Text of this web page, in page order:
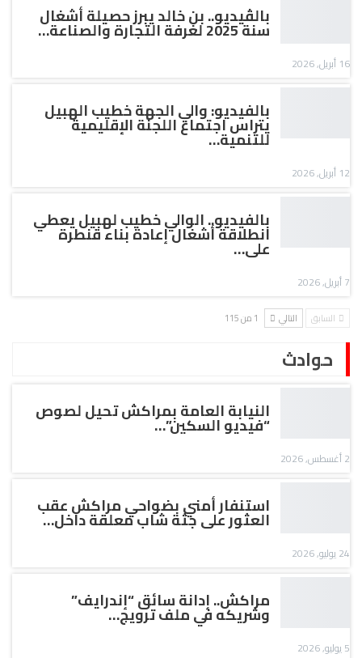
بالڤيديو.. بن خالد يبرز حصيلة أشغال
سنة 2025 لغرفة التجارة والصناعة…
16 أبريل, 2026
بالفيديو: والي الجهة خطيب الهبيل
يتراس اجتماع اللجنة الإقليمية
للتنمية…
12 أبريل, 2026
بالفيديو.. الوالي خطيب لهبيل يعطي
انطلاقة أشغال إعادة بناء قنطرة
على…
7 أبريل, 2026
السابق التالي 1 من 115
حوادث
النيابة العامة بمراكش تحيل لصوص
“فيديو السكين”…
2 أغسطس, 2026
استنفار أمني بضواحي مراكش عقب
العثور على جثة شاب معلقة داخل…
24 يوليو, 2026
مراكش.. إدانة سائق “إندرايف”
وشريكه في ملف ترويج…
5 يوليو, 2026